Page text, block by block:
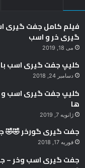
فیلم کامل جفت گیری
گیری خر و اسب
می 18, 2019
کلیپ جفت گیری اسب با
دسامبر 24, 2018
کلیپ جفت گیری اسب
ها
ژانویه 7, 2019
جفت گیری گورخر 🤣🤣
فوریه 17, 2018
جفت گیری اسب وخر –